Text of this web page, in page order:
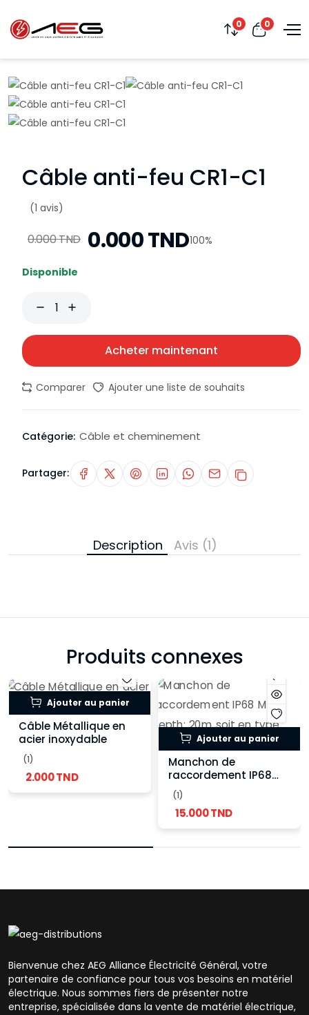
0 0
Câble anti-feu CR1-C1
(1 avis)
0.000 TND 0.000 TND100%
Disponible
Acheter maintenant
Comparer Ajouter une liste de souhaits
Catégorie: Câble et cheminement
Partager:
Description Avis (1)
Produits connexes
Ajouter au panier
Câble Métallique en
acier inoxydable
(1)
2.000 TND
Ajouter au panier
Manchon de
raccordement IP68
Max depth: 20m soit
en type normale ou
type T
(1)
15.000 TND
Bienvenue chez AEG Alliance Électricité Général, votre
partenaire de confiance pour tous vos besoins en matériel
électrique. Nous sommes fiers de présenter notre
entreprise, spécialisée dans la vente de matériel électrique,